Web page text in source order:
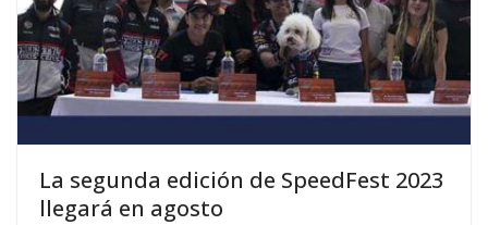
La segunda edición de SpeedFest 2023
llegará en agosto